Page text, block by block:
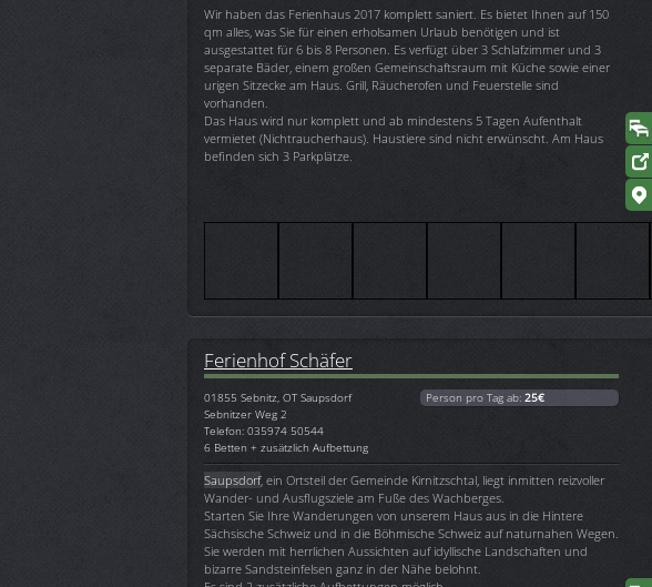
Wir haben das Ferienhaus 2017 komplett saniert. Es bietet Ihnen auf 150
qm alles, was Sie für einen erholsamen Urlaub benötigen und ist
ausgestattet für 6 bis 8 Personen. Es verfügt über 3 Schlafzimmer und 3
separate Bäder, einem großen Gemeinschaftsraum mit Küche sowie einer
urigen Sitzecke am Haus. Grill, Räucherofen und Feuerstelle sind
vorhanden.
Das Haus wird nur komplett und ab mindestens 5 Tagen Aufenthalt
vermietet (Nichtraucherhaus). Haustiere sind nicht erwünscht. Am Haus
befinden sich 3 Parkplätze.
Ferienhof Schäfer
01855 Sebnitz, OT Saupsdorf
Sebnitzer Weg 2
Telefon: 035974 50544
6 Betten + zusätzlich Aufbettung
Person pro Tag ab: 25€
Saupsdorf, ein Ortsteil der Gemeinde Kirnitzschtal, liegt inmitten reizvoller
Wander- und Ausflugsziele am Fuße des Wachberges.
Starten Sie Ihre Wanderungen von unserem Haus aus in die Hintere
Sächsische Schweiz und in die Böhmische Schweiz auf naturnahen Wegen.
Sie werden mit herrlichen Aussichten auf idyllische Landschaften und
bizarre Sandsteinfelsen ganz in der Nähe belohnt.